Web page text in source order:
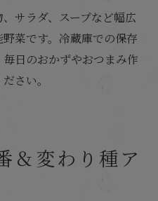
サラダ、スープなど幅広
菜です。冷蔵庫での保存
日のおかずやおつまみ作
さい。
＆変わり種ア